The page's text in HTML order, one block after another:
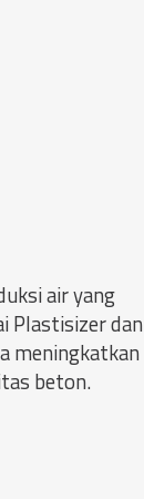
air yang
Plastisizer dan
meningkatkan
beton.